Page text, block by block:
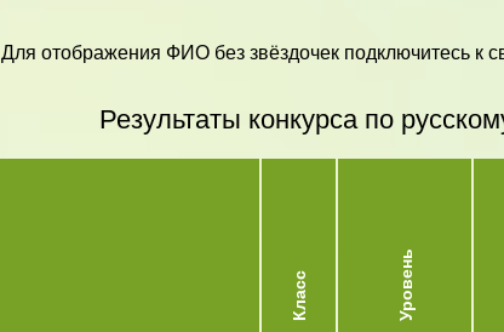
Для отображения ФИО без звёздочек подключитесь к
Результаты конкурса по
Класс Уровень